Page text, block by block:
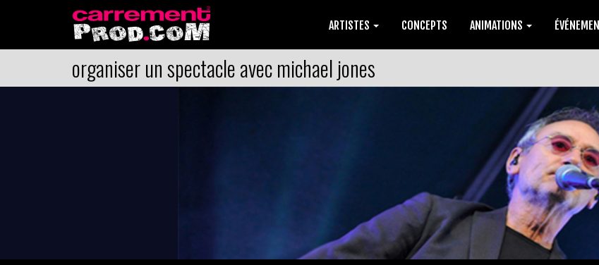
ARTISTES CONCEPTS ANIMATIONS
organiser un spectacle avec michael jones